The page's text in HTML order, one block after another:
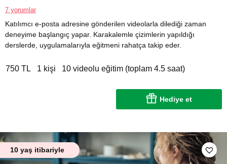
7 yorumlar
Katılımcı e-posta adresine gönderilen videolarla dilediği zaman
deneyime başlangıç yapar. Karakalemle çizimlerin yapıldığı
derslerde, uygulamalarıyla eğitmeni rahatça takip eder.
750 TL 1 kişi 10 videolu eğitim (toplam 4.5 saat)
Hediye et
10 yaş itibariyle